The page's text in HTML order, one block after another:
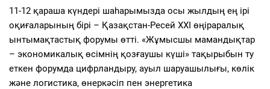
11-12 қараша күндері шаһарымызда осы жылдың ең ірі
оқиғаларының бірі – Қазақстан-Ресей ХХІ өңіраралық
ынтымақтастық форумы өтті. «Жұмысшы мамандықтар
– экономикалық өсімнің қозғаушы күші» тақырыбын ту
еткен форумда цифрландыру, ауыл шаруашылығы, көлік
және логистика, өнеркәсіп пен энергетика